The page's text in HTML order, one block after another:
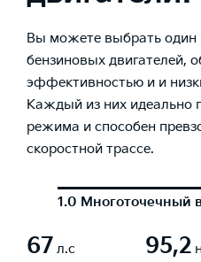
Вы можете выбрать один
бензиновых двигателей,
эффективностью и и
Каждый из них идеально
режима и способен
скоростной трассе.
1.0 Многоточечный
67 л.с
95,2